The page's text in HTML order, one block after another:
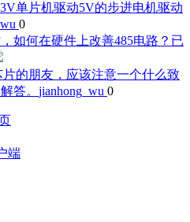
单片机驱动5V的步进电机驱动
0
如何在硬件上改善485电路？已
的朋友，应该注意一个什么致
答。 jianhong_wu 0
端